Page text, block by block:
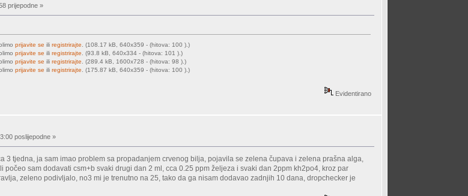
prijepodne »
prijavite se ili registrirajte . (108.17 kB, 640x359 - (hitova: 100 ).)
prijavite se ili registrirajte . (93.8 kB, 640x334 - (hitova: 101 ).)
prijavite se ili registrirajte . (289.4 kB, 1600x728 - (hitova: 98 ).)
prijavite se ili registrirajte . (175.87 kB, 640x359 - (hitova: 100 ).)
Evidentirano
poslijepodne »
3 tjedna, ja sam imao problem sa propadanjem crvenog bilja, pojavila se zelena čupava i zelena prašna alga,
počeo sam dodavati csm+b svaki drugi dan 2 ml, cca 0.25 ppm željeza i svaki dan 2ppm kh2po4, kroz par
zeleno podivljalo, no3 mi je trenutno na 25, tako da ga nisam dodavao zadnjih 10 dana, dropchecker je